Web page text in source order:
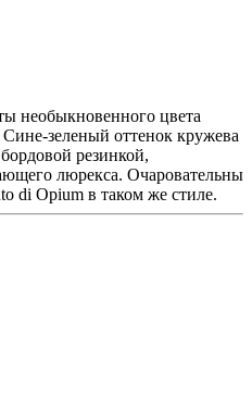
необыкновенного цвета
зеленый оттенок кружева
резинкой,
люрекса. Очаровательны
di Opium в таком же стиле.